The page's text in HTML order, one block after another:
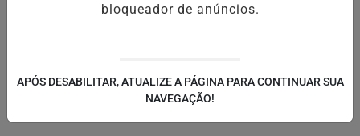
bloqueador de anúncios.
APÓS DESABILITAR, ATUALIZE A PÁGINA PARA CONTINUAR SUA
NAVEGAÇÃO!